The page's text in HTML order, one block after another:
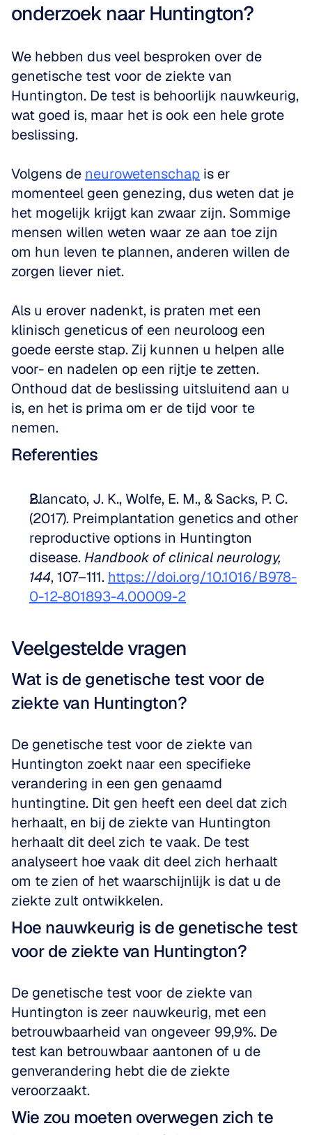
onderzoek naar Huntington?
We hebben dus veel besproken over de
genetische test voor de ziekte van
Huntington. De test is behoorlijk nauwkeurig,
wat goed is, maar het is ook een hele grote
beslissing.
Volgens de neurowetenschap is er
momenteel geen genezing, dus weten dat je
het mogelijk krijgt kan zwaar zijn. Sommige
mensen willen weten waar ze aan toe zijn
om hun leven te plannen, anderen willen de
zorgen liever niet.
Als u erover nadenkt, is praten met een
klinisch geneticus of een neuroloog een
goede eerste stap. Zij kunnen u helpen alle
voor- en nadelen op een rijtje te zetten.
Onthoud dat de beslissing uitsluitend aan u
is, en het is prima om er de tijd voor te
nemen.
Referenties
Blancato, J. K., Wolfe, E. M., & Sacks, P. C.
(2017). Preimplantation genetics and other
reproductive options in Huntington
disease. Handbook of clinical neurology,
144, 107–111. https://doi.org/10.1016/B978-
0-12-801893-4.00009-2
Veelgestelde vragen
Wat is de genetische test voor de
ziekte van Huntington?
De genetische test voor de ziekte van
Huntington zoekt naar een specifieke
verandering in een gen genaamd
huntingtine. Dit gen heeft een deel dat zich
herhaalt, en bij de ziekte van Huntington
herhaalt dit deel zich te vaak. De test
analyseert hoe vaak dit deel zich herhaalt
om te zien of het waarschijnlijk is dat u de
ziekte zult ontwikkelen.
Hoe nauwkeurig is de genetische test
voor de ziekte van Huntington?
De genetische test voor de ziekte van
Huntington is zeer nauwkeurig, met een
betrouwbaarheid van ongeveer 99,9%. De
test kan betrouwbaar aantonen of u de
genverandering hebt die de ziekte
veroorzaakt.
Wie zou moeten overwegen zich te